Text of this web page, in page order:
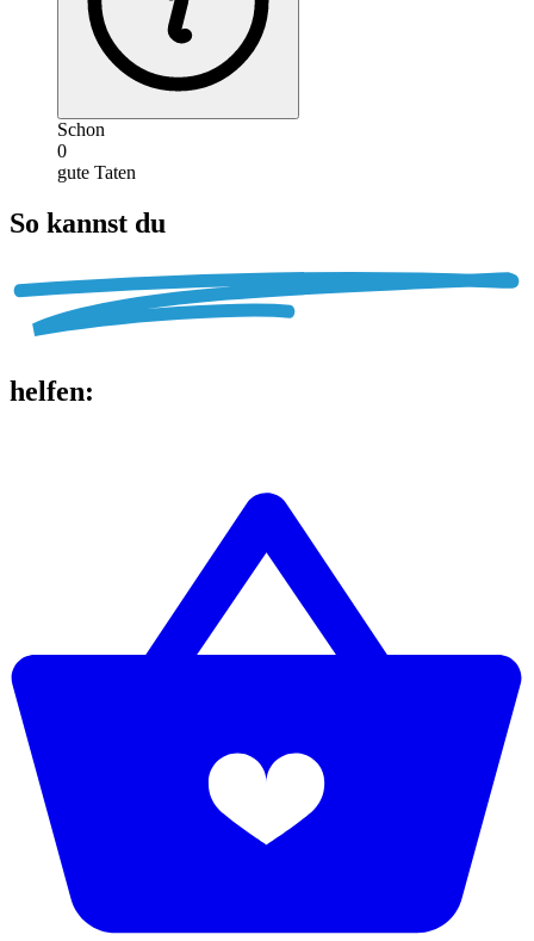
Schon
0
gute Taten
So kannst du
helfen: